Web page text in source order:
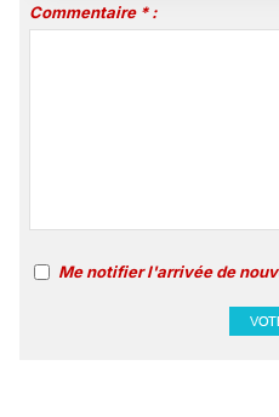
Commentaire * :
Me notifier l'arrivée de